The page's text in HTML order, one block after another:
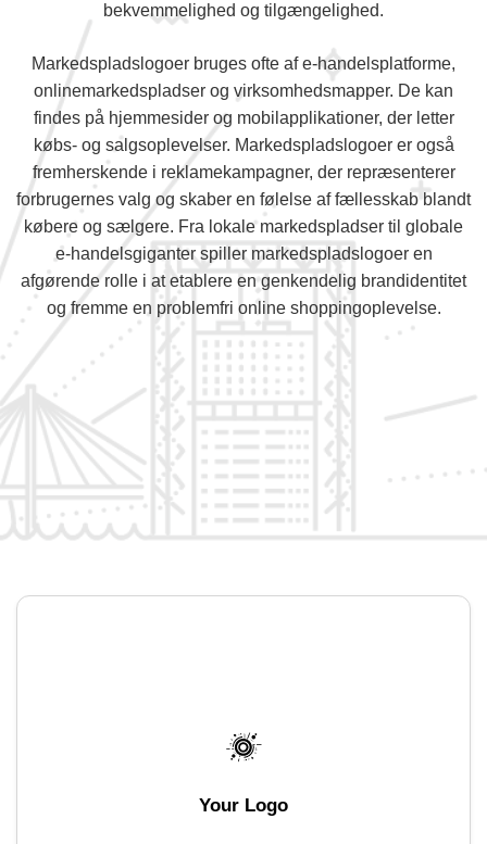
bekvemmelighed og tilgængelighed.
Markedspladslogoer bruges ofte af e-handelsplatforme,
onlinemarkedspladser og virksomhedsmapper. De kan
findes på hjemmesider og mobilapplikationer, der letter
købs- og salgsoplevelser. Markedspladslogoer er også
fremherskende i reklamekampagner, der repræsenterer
forbrugernes valg og skaber en følelse af fællesskab blandt
købere og sælgere. Fra lokale markedspladser til globale
e-handelsgiganter spiller markedspladslogoer en
afgørende rolle i at etablere en genkendelig brandidentitet
og fremme en problemfri online shoppingoplevelse.
Your Logo